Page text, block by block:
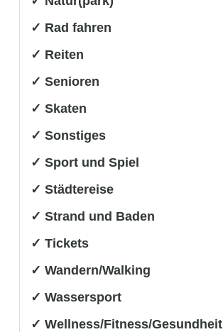
✓ Rad fahren
✓ Reiten
✓ Senioren
✓ Skaten
✓ Sonstiges
✓ Sport und Spiel
✓ Städtereise
✓ Strand und Baden
✓ Tickets
✓ Wandern/Walking
✓ Wassersport
✓ Wellness/Fitness/Gesundheit